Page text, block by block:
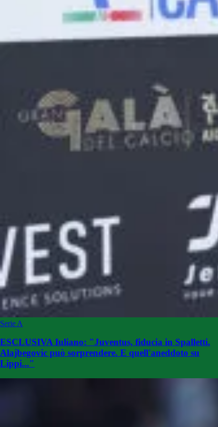
Serie A
ESCLUSIVA Iuliano: "Juventus, fiducia in Spalletti.
Alajbegovic può sorprendere. E quell'aneddoto su
Lippi..."